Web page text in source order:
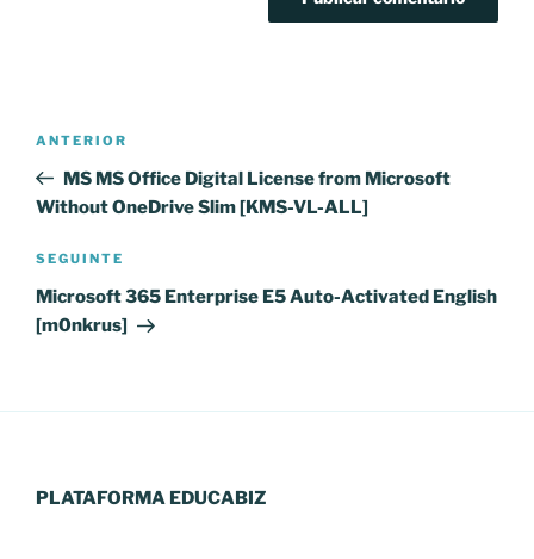
artigos
Conteúdo
anterior
ANTERIOR
MS MS Office Digital License from Microsoft
Without OneDrive Slim [KMS-VL-ALL]
Conteúdo
seguinte
SEGUINTE
Microsoft 365 Enterprise E5 Auto-Activated English
[m0nkrus]
PLATAFORMA EDUCABIZ